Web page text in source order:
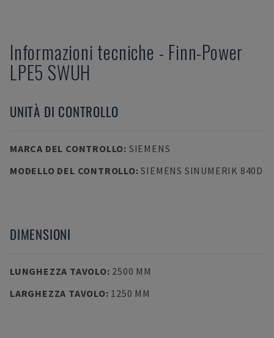
Informazioni tecniche - Finn-Power
LPE5 SWUH
UNITÀ DI CONTROLLO
MARCA DEL CONTROLLO: SIEMENS
MODELLO DEL CONTROLLO:SIEMENS SINUMERIK 840D
DIMENSIONI
LUNGHEZZA TAVOLO: 2500 MM
LARGHEZZA TAVOLO: 1250 MM